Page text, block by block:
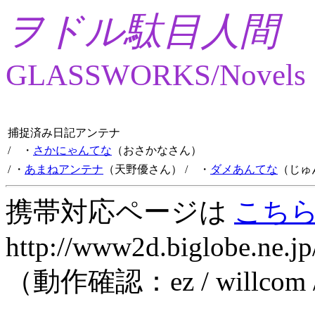
ヲドル駄目人間
GLASSWORKS/Novels
捕捉済み日記アンテナ
/ ・ さかにゃんてな （おさかなさん）
/ ・ あまねアンテナ （天野優さん） / ・ ダメあんてな （じ
携帯対応ページは こち
http://
（動作確認：ez /